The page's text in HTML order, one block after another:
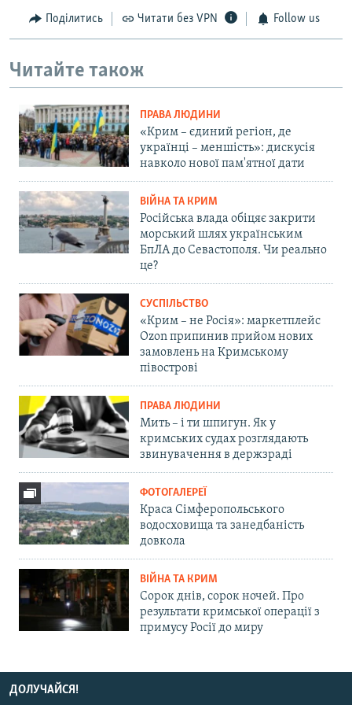
Поділитись Читати без VPN Follow us
Читайте також
ПРАВА ЛЮДИНИ
«Крим – єдиний регіон, де
українці – меншість»: дискусія
навколо нової пам'ятної дати
ВІЙНА ТА КРИМ
Російська влада обіцяє закрити
морський шлях українським
БпЛА до Севастополя. Чи реально
це?
СУСПІЛЬСТВО
«Крим – не Росія»: маркетплейс
Ozon припинив прийом нових
замовлень на Кримському
півострові
ПРАВА ЛЮДИНИ
Мить – і ти шпигун. Як у
кримських судах розглядають
звинувачення в держзраді
ФОТОГАЛЕРЕЇ
Краса Сімферопольського
водосховища та занедбаність
довкола
ВІЙНА ТА КРИМ
Сорок днів, сорок ночей. Про
результати кримської операції з
примусу Росії до миру
ДОЛУЧАЙСЯ!